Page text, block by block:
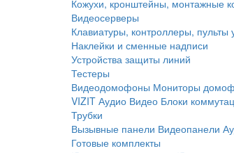
Кожухи, кронштейны, монтажные
Видеосерверы
Клавиатуры, контроллеры, пульты
Наклейки и сменные надписи
Устройства защиты линий
Тестеры
Видеодомофоны Мониторы
VIZIT Аудио Видео Блоки
Трубки
Вызывные панели Видеопанели
Готовые комплекты